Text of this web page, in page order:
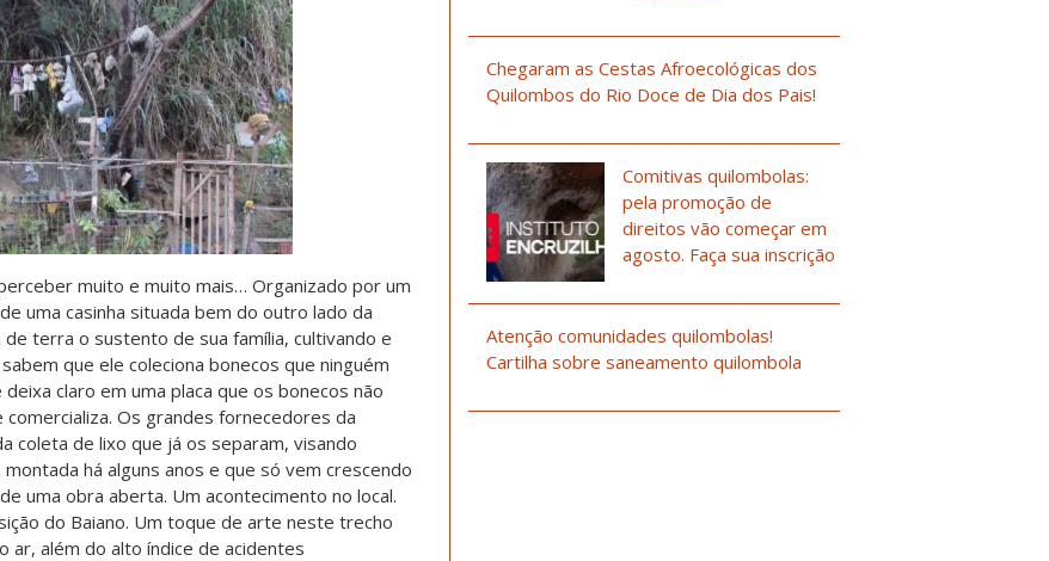
muito e muito mais… Organizado por um
uma casinha situada bem do outro lado da
terra o sustento de sua família, cultivando e
que ele coleciona bonecos que ninguém
claro em uma placa que os bonecos não
Os grandes fornecedores da
coleta de lixo que já os separam, visando
há alguns anos e que só vem crescendo
uma obra aberta. Um acontecimento no local.
do Baiano. Um toque de arte neste trecho
ar, além do alto índice de acidentes
Chegaram as Cestas Afroecológicas dos
Quilombos do Rio Doce de Dia dos Pais!
Comitivas quilombolas:
pela promoção de
direitos vão começar em
agosto. Faça sua inscrição
Atenção comunidades quilombolas!
Cartilha sobre saneamento quilombola